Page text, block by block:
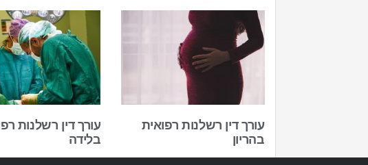
עורך דין רשלנות רפואית
בהריון
עורך דין רשלנות
בלידה